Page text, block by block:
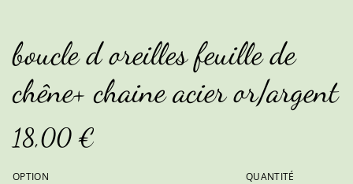
boucle d oreilles feuille de
chêne+ chaine acier or/argent
18,00 €
OPTION QUANTITÉ